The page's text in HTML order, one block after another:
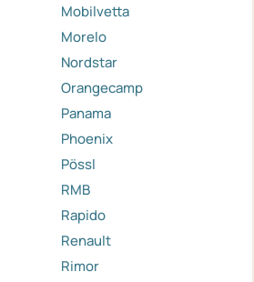
Mobilvetta
Morelo
Nordstar
Orangecamp
Panama
Phoenix
Pössl
RMB
Rapido
Renault
Rimor